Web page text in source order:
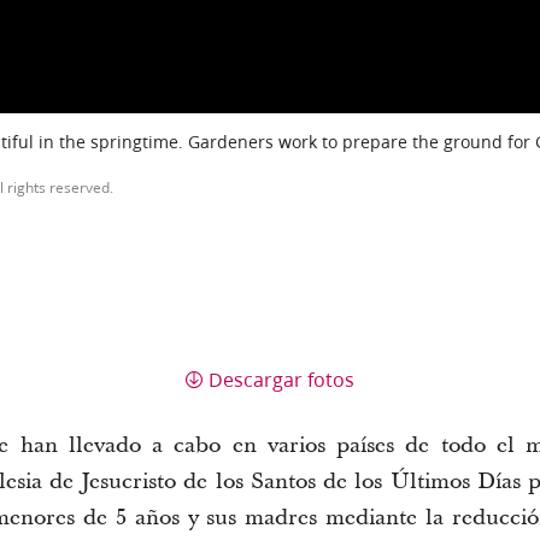
in the springtime. Gardeners work to prepare the ground for
rights reserved.
Descargar fotos
han llevado a cabo en varios países de todo
de Jesucristo de los Santos de los Últimos Días
de 5 años y sus madres mediante la